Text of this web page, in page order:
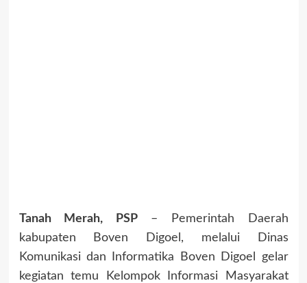
Tanah Merah, PSP– Pemerintah Daerah
kabupaten Boven Digoel, melalui Dinas
Komunikasi dan Informatika Boven Digoel gelar
kegiatan temu Kelompok Informasi Masyarakat